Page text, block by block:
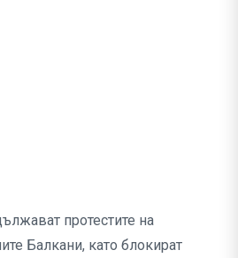
протестите на
Балкани, като блокират